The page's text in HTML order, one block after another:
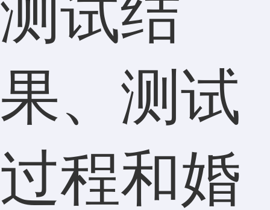
测试结
果、测试
过程和婚